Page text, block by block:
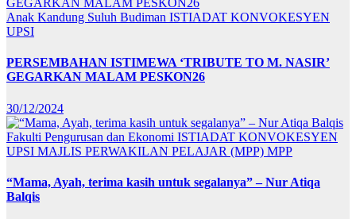
Anak Kandung Suluh Budiman ISTIADAT KONVOKESYEN
UPSI
PERSEMBAHAN ISTIMEWA ‘TRIBUTE TO M. NASIR’
GEGARKAN MALAM PESKON26
30/12/2024
Fakulti Pengurusan dan Ekonomi ISTIADAT KONVOKESYEN
UPSI MAJLIS PERWAKILAN PELAJAR (MPP) MPP
“Mama, Ayah, terima kasih untuk segalanya” – Nur Atiqa
Balqis